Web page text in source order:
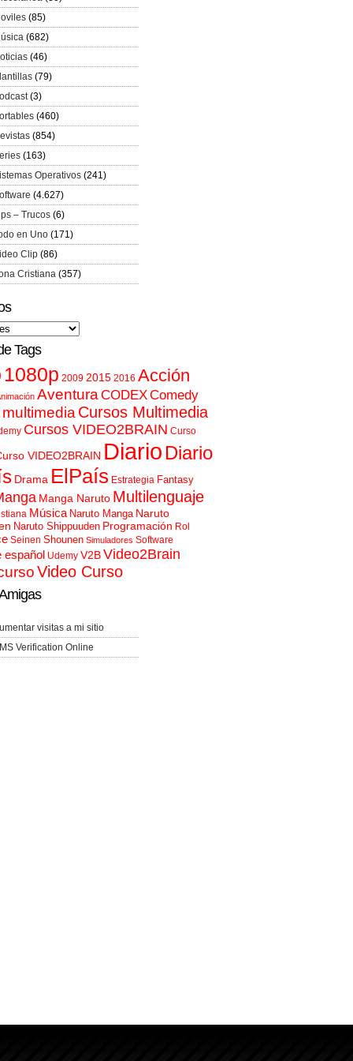
(85)
(682)
(46)
(79)
(3)
(460)
(854)
(163)
Operativos (241)
(4.627)
– Trucos (6)
en Uno (171)
Clip (86)
Cristiana (357)
Tags
1080p 2009 2015 2016 Acción
AventuraCODEXComedy
Cursos Multimedia
Cursos VIDEO2BRAIN Curso
VIDEO2BRAIN Diario Diario
Drama ElPaís Estrategia Fantasy
Manga Naruto Multilenguaje
Música Naruto Manga Naruto
Naruto Shippuuden Programación Rol
Seinen Shounen Simuladores Software
español Udemy V2BVideo2Brain
Video Curso
visitas a mi sitio
Verification Online